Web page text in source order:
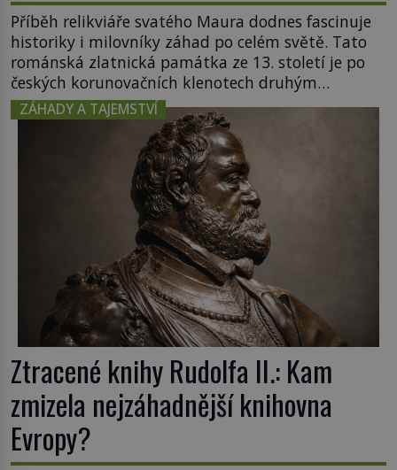
Příběh relikviáře svatého Maura dodnes fascinuje
historiky i milovníky záhad po celém světě. Tato
románská zlatnická památka ze 13. století je po
českých korunovačních klenotech druhým
nejcennějším movitým majetkem v České
republice. Přestože byl klenot v roce 1985 po
dramatickém pátrání kriminalistů úspěšně
nalezen, jeho minulost stále obestírá hustá mlha.
Otázky, jak přesně se tato […]
ZÁHADY A TAJEMSTVÍ
Ztracené knihy Rudolfa II.: Kam
zmizela nejzáhadnější knihovna
Evropy?